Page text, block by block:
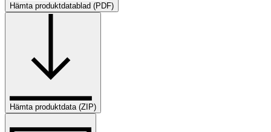
Hämta produktdatablad (PDF)
Hämta produktdata (ZIP)